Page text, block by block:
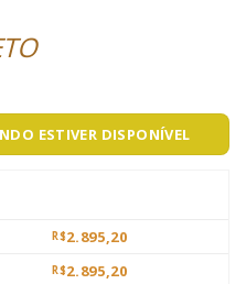
ESTIVER DISPONÍVEL
R$2.895,20
R$2.895,20